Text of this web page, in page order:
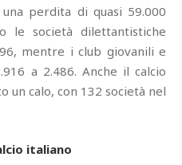
perdita di quasi 59.000
le società dilettantistiche
mentre i club giovanili e
a 2.486. Anche il calcio
un calo, con 132 società nel
italiano